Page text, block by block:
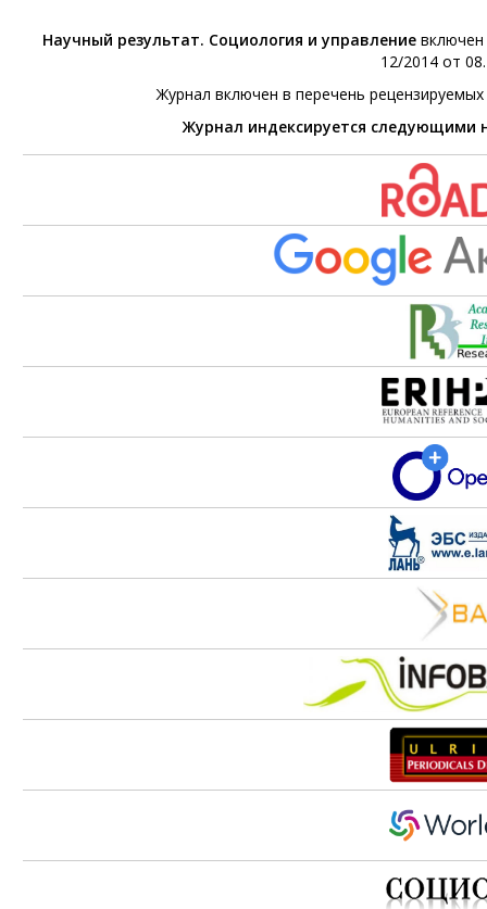
Научный результат. Социология и управление
12/2014 от
Журнал включен в перечень
Журнал индексируется